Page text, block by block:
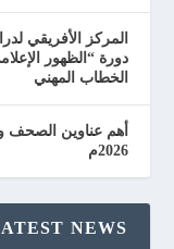
المركز الأفريقي
دورة “الظهور
الخطاب المهني
2026م
NEWS